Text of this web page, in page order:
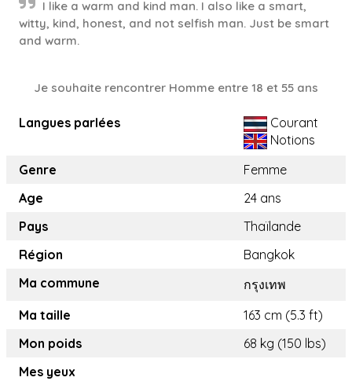
I like a warm and kind man. I also like a smart,
witty, kind, honest, and not selfish man. Just be smart
and warm.
Je souhaite rencontrer Homme entre 18 et 55 ans
Langues parlées
Courant
Notions
Genre
Femme
Age
24 ans
Pays
Thaïlande
Région
Bangkok
Ma commune
กรุงเทพ
Ma taille
163 cm (5.3 ft)
Mon poids
68 kg (150 lbs)
Mes yeux